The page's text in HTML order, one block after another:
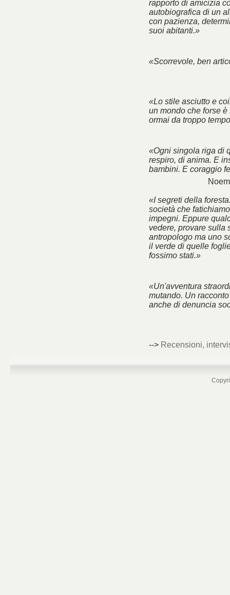
rapporto di amicizia
autobiografica di un
con pazienza,
suoi abitanti.»
«Scorrevole, ben
«Lo stile asciutto e
un mondo che forse
ormai da troppo
«Ogni singola riga di
respiro, di anima. E
bambini. E coraggio
«I segreti della
società che
impegni. Eppure
vedere, provare sulla
antropologo ma uno
il verde di quelle
fossimo stati.»
«Un'avventura
mutando. Un
anche di denuncia
--> Recensioni,